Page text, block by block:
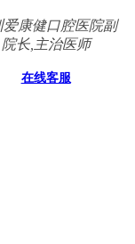
爱康健口腔医院副
院长,主治医师
在线客服